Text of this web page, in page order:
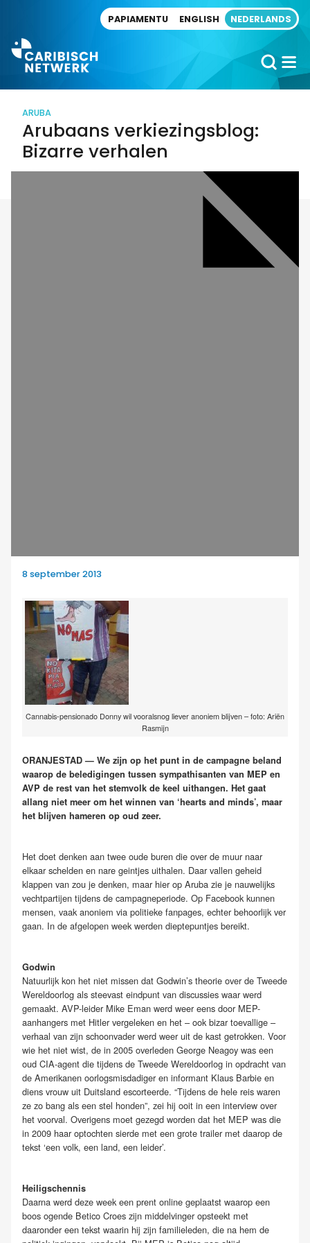
PAPIAMENTU ENGLISH NEDERLANDS
ARUBA
Arubaans verkiezingsblog:
Bizarre verhalen
8 september 2013
Cannabis-pensionado Donny wil vooralsnog liever anoniem blijven – foto: Ariën
Rasmijn
ORANJESTAD — We zijn op het punt in de campagne beland
waarop de beledigingen tussen sympathisanten van MEP en
AVP de rest van het stemvolk de keel uithangen. Het gaat
allang niet meer om het winnen van ‘hearts and minds’, maar
het blijven hameren op oud zeer.
Het doet denken aan twee oude buren die over de muur naar
elkaar schelden en nare geintjes uithalen. Daar vallen geheid
klappen van zou je denken, maar hier op Aruba zie je nauwelijks
vechtpartijen tijdens de campagneperiode. Op Facebook kunnen
mensen, vaak anoniem via politieke fanpages, echter behoorlijk ver
gaan. In de afgelopen week werden dieptepuntjes bereikt.
Godwin
Natuurlijk kon het niet missen dat Godwin’s theorie over de Tweede
Wereldoorlog als steevast eindpunt van discussies waar werd
gemaakt. AVP-leider Mike Eman werd weer eens door MEP-
aanhangers met Hitler vergeleken en het – ook bizar toevallige –
verhaal van zijn schoonvader werd weer uit de kast getrokken. Voor
wie het niet wist, de in 2005 overleden George Neagoy was een
oud CIA-agent die tijdens de Tweede Wereldoorlog in opdracht van
de Amerikanen oorlogsmisdadiger en informant Klaus Barbie en
diens vrouw uit Duitsland escorteerde. “Tijdens de hele reis waren
ze zo bang als een stel honden”, zei hij ooit in een interview over
het voorval. Overigens moet gezegd worden dat het MEP was die
in 2009 haar optochten sierde met een grote trailer met daarop de
tekst ‘een volk, een land, een leider’.
Heiligschennis
Daarna werd deze week een prent online geplaatst waarop een
boos ogende Betico Croes zijn middelvinger opsteekt met
daaronder een tekst waarin hij zijn familieleden, die na hem de